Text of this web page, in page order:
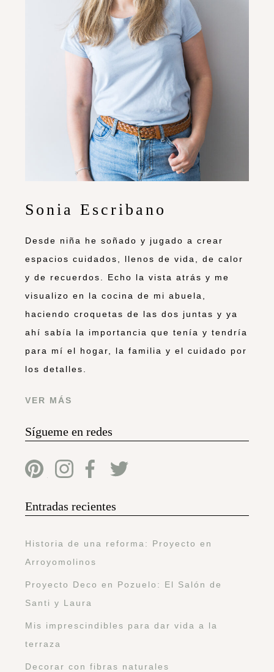
Sonia Escribano
Desde niña he soñado y jugado a crear
espacios cuidados, llenos de vida, de calor
y de recuerdos. Echo la vista atrás y me
visualizo en la cocina de mi abuela,
haciendo croquetas de las dos juntas y ya
ahí sabía la importancia que tenía y tendría
para mí el hogar, la familia y el cuidado por
los detalles.
VER MÁS
Sígueme en redes
Entradas recientes
Historia de una reforma: Proyecto en
Arroyomolinos
Proyecto Deco en Pozuelo: El Salón de
Santi y Laura
Mis imprescindibles para dar vida a la
terraza
Decorar con fibras naturales